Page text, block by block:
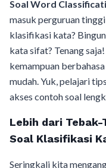
Soal Word
masuk perguruan
klasifikasi kata?
kata sifat? Tenang
kemampuan
mudah. Yuk, pelajari
akses contoh soal
Lebih dari
Soal Klasifikasi
Seringkali kita